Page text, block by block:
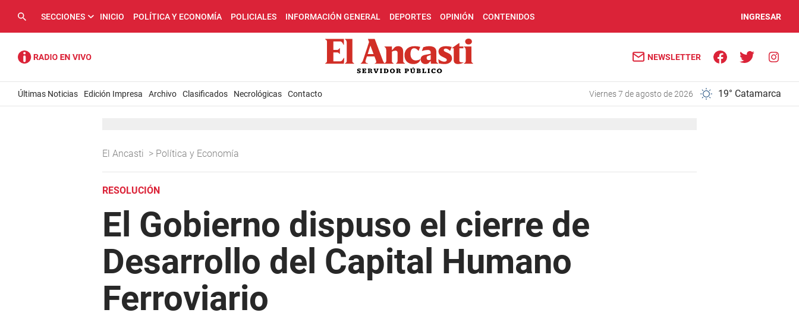
SECCIONES INICIO POLÍTICA Y ECONOMÍA POLICIALES INFORMACIÓN GENERAL DEPORTES OPINIÓN CONTENIDOS INGRESAR
NEWSLETTER
Últimas Noticias Edición Impresa Archivo Clasificados Necrológicas Contacto viernes 7 de agosto de 2026 19° Catamarca
El Ancasti > Política y Economía
RESOLUCIÓN
El Gobierno dispuso el cierre de
Desarrollo del Capital Humano
Ferroviario